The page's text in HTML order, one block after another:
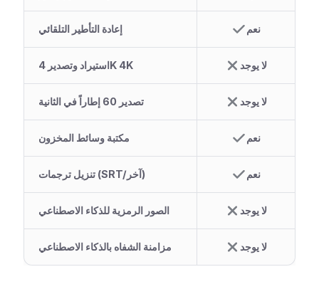
إعادة التأطير التلقائي نعم
استيراد وتصدير 4K 4K لا يوجد
تصدير 60 إطاراً في الثانية لا يوجد
مكتبة وسائط المخزون نعم
تنزيل ترجمات (SRT/آخر) نعم
الصور الرمزية للذكاء الاصطناعي لا يوجد
مزامنة الشفاه بالذكاء الاصطناعي لا يوجد